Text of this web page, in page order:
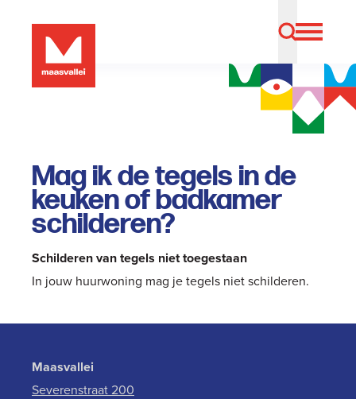
Mag ik de tegels in de
keuken of badkamer
schilderen?
Schilderen van tegels niet toegestaan
In jouw huurwoning mag je tegels niet schilderen.
Maasvallei
Severenstraat 200